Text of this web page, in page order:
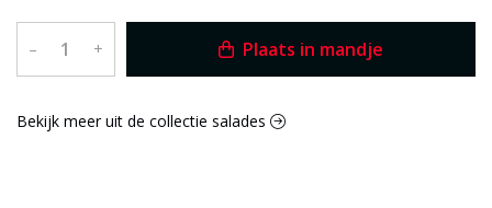
– + Plaats in mandje
Bekijk meer uit de collectie salades